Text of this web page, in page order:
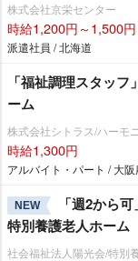
株式会社京栄センター
時給1,200円～1,500円
派遣社員 / 北海道
「福祉調理スタッ
ーム
株式会社シトラス/ハーモ
時給1,300円
アルバイト・パート / 大阪
NEW
「週2から
特別養護老人ホーム
社会福祉法人陽光会/特別